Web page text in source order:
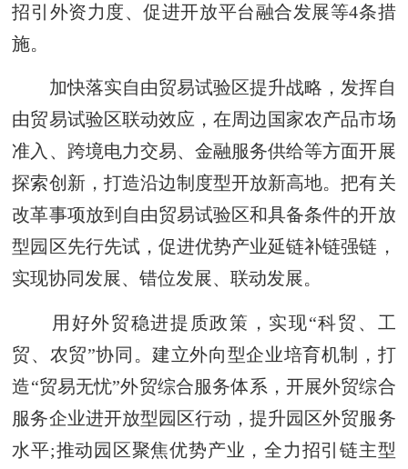
招引外资力度、促进开放平台融合发展等4条措
施。
加快落实自由贸易试验区提升战略，发挥自
由贸易试验区联动效应，在周边国家农产品市场
准入、跨境电力交易、金融服务供给等方面开展
探索创新，打造沿边制度型开放新高地。把有关
改革事项放到自由贸易试验区和具备条件的开放
型园区先行先试，促进优势产业延链补链强链，
实现协同发展、错位发展、联动发展。
用好外贸稳进提质政策，实现“科贸、工
贸、农贸”协同。建立外向型企业培育机制，打
造“贸易无忧”外贸综合服务体系，开展外贸综合
服务企业进开放型园区行动，提升园区外贸服务
水平;推动园区聚焦优势产业，全力招引链主型